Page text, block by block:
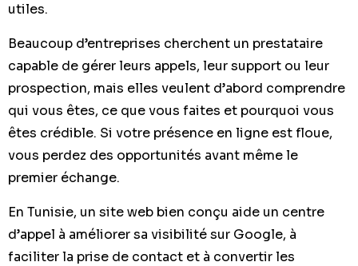
utiles.
Beaucoup d’entreprises cherchent un prestataire
capable de gérer leurs appels, leur support ou leur
prospection, mais elles veulent d’abord comprendre
qui vous êtes, ce que vous faites et pourquoi vous
êtes crédible. Si votre présence en ligne est floue,
vous perdez des opportunités avant même le
premier échange.
En Tunisie, un site web bien conçu aide un centre
d’appel à améliorer sa visibilité sur Google, à
faciliter la prise de contact et à convertir les